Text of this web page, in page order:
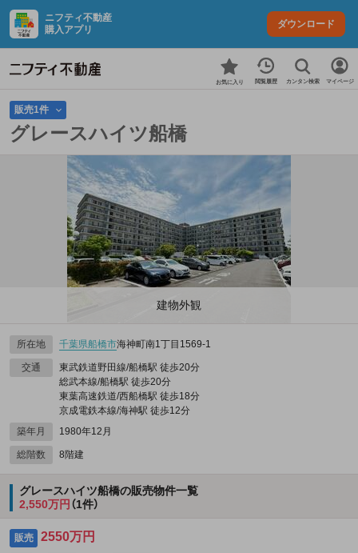
ニフティ不動産
購入アプリ
ダウンロード
お気に入り 閲覧履歴 カンタン検索 マイページ
販売1件
グレースハイツ船橋
建物外観
所在地 千葉県船橋市海神町南1丁目1569‐1
交通
東武鉄道野田線/船橋駅 徒歩20分
総武本線/船橋駅 徒歩20分
東葉高速鉄道/西船橋駅 徒歩18分
京成電鉄本線/海神駅 徒歩12分
築年月
1980年12月
総階数 8階建
グレースハイツ船橋の販売物件一覧
2,550万円 （1件）
販売 2550万円